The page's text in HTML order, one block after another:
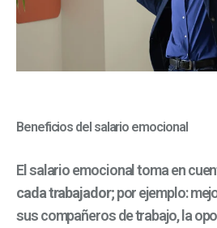
Beneficios del salario emocional
El salario emocional toma en
cada trabajador; por ejemplo:
sus compañeros de trabajo, la